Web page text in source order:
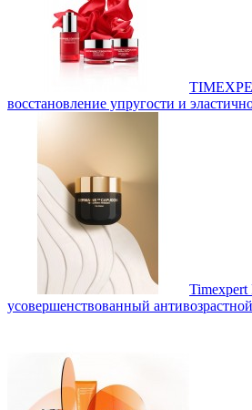
восстановление упругости и
Timexpert
усовершенствованный